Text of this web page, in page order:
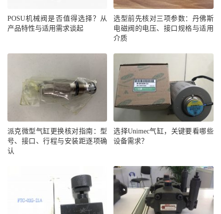
POSU机械阀是否值得选择？从
产品特性与适用需求谈起
选型前先核对三项参数：丹佛斯
电磁阀的电压、接口规格与适用
介质
派克微型气缸更换核对指南：型
号、接口、行程与安装距逐项确
认
选择Unimec气缸，关键要看哪些
设备需求？